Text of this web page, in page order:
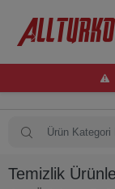
Temizlik